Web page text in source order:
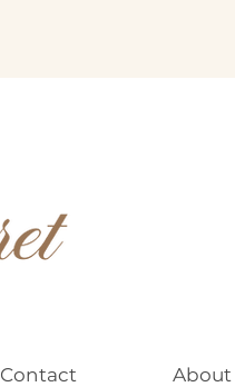
Contact About